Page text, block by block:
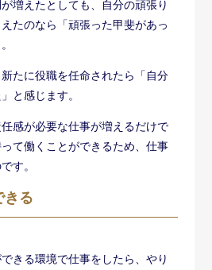
増えたとしても、自分の頑張り
たのなら「頑張った甲斐があっ
たに役職を任命されたら「自分
と感じます。
感が必要な仕事が増えるだけで
て働くことができるため、仕事
す。
きる
きる環境で仕事をしたら、やり